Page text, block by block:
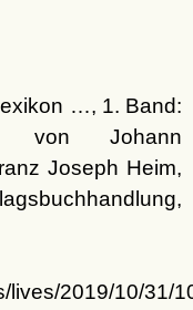
…, 1. Band:
von Johann
Joseph Heim,
lives/2019/10/31/